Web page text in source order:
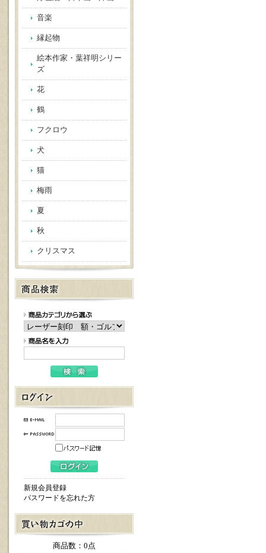
音楽
縁起物
絵本作家・葉祥明シリー
ズ
花
鶴
フクロウ
犬
猫
梅雨
夏
秋
クリスマス
新規会員登録
パスワードを忘れた方
商品数：0点